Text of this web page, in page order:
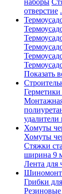
наборы
отверстие
Показать
удалители
Хомуты
Хомуты
Стяжки
ширина 9
Лента для
Грибки
Резиновые